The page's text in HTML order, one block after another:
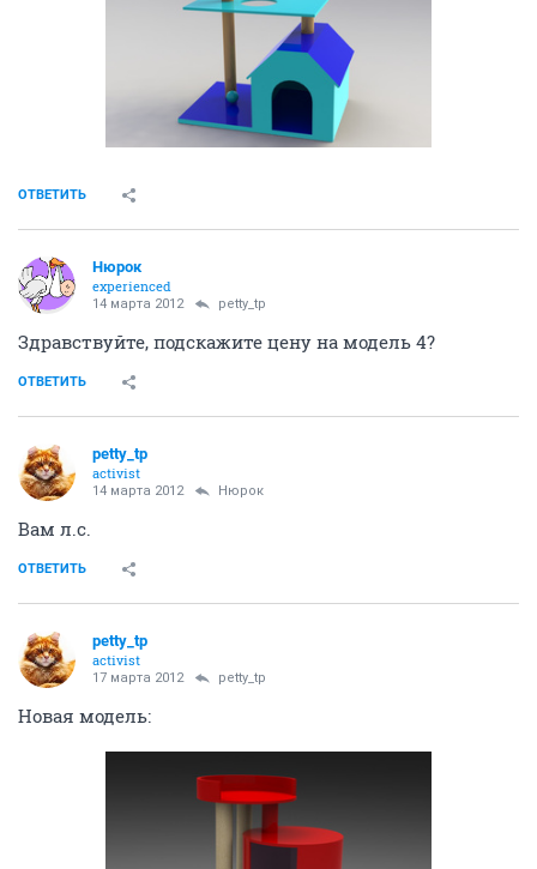
ОТВЕТИТЬ
Нюрок
experienced
14 марта 2012 petty_tp
Здравствуйте, подскажите цену на модель 4?
ОТВЕТИТЬ
petty_tp
activist
14 марта 2012 Нюрок
Вам л.с.
ОТВЕТИТЬ
petty_tp
activist
17 марта 2012 petty_tp
Новая модель: